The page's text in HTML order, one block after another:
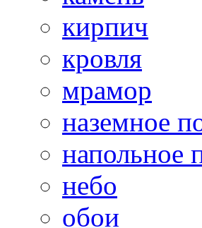
кирпич
кровля
мрамор
наземное
напольное
небо
обои